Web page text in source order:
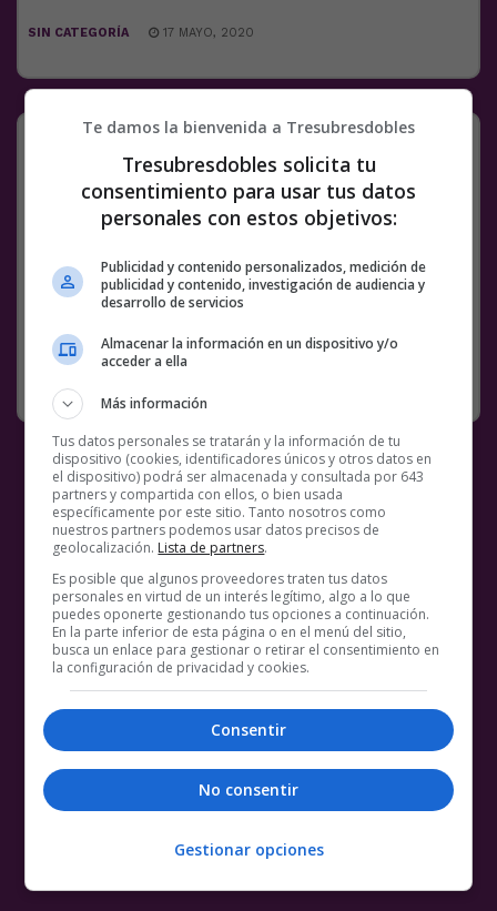
SIN CATEGORÍA 17 MAYO, 2020
El significado de ok.
dxvizzz
Link
Te damos la bienvenida a Tresubresdobles
Tresubresdobles solicita tu
consentimiento para usar tus datos
personales con estos objetivos:
Publicidad y contenido personalizados, medición de
publicidad y contenido, investigación de audiencia y
desarrollo de servicios
Almacenar la información en un dispositivo y/o
acceder a ella
Más información
Tus datos personales se tratarán y la información de tu
dispositivo (cookies, identificadores únicos y otros datos en
el dispositivo) podrá ser almacenada y consultada por 643
partners y compartida con ellos, o bien usada
específicamente por este sitio. Tanto nosotros como
nuestros partners podemos usar datos precisos de
geolocalización. Lista de partners.
Es posible que algunos proveedores traten tus datos
personales en virtud de un interés legítimo, algo a lo que
puedes oponerte gestionando tus opciones a continuación.
En la parte inferior de esta página o en el menú del sitio,
busca un enlace para gestionar o retirar el consentimiento en
la configuración de privacidad y cookies.
Consentir
No consentir
Gestionar opciones